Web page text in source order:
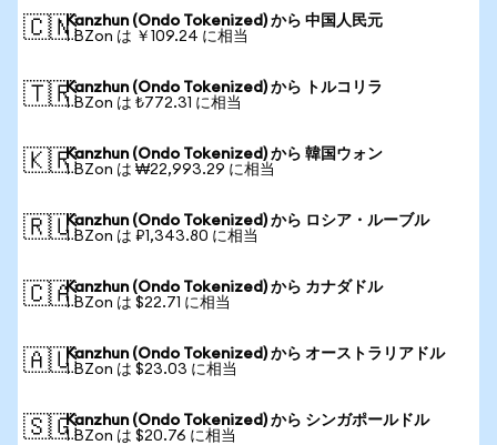
🇨🇳Kanzhun (Ondo Tokenized) から 中国人民元
1 BZon は ￥109.24 に相当
🇹🇷Kanzhun (Ondo Tokenized) から トルコリラ
1 BZon は ₺772.31 に相当
🇰🇷Kanzhun (Ondo Tokenized) から 韓国ウォン
1 BZon は ₩22,993.29 に相当
🇷🇺Kanzhun (Ondo Tokenized) から ロシア・ルーブル
1 BZon は ₽1,343.80 に相当
🇨🇦Kanzhun (Ondo Tokenized) から カナダドル
1 BZon は $22.71 に相当
🇦🇺Kanzhun (Ondo Tokenized) から オーストラリアドル
1 BZon は $23.03 に相当
🇸🇬Kanzhun (Ondo Tokenized) から シンガポールドル
1 BZon は $20.76 に相当